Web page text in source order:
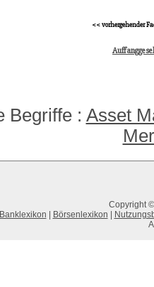
<< vorhergehender
Begriffe : Asset
Copyright
Banklexikon
Börsenlexikon